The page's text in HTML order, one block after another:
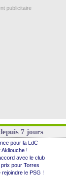
(officiel)
publicitaire
7 jours
pour la LdC
!
avec le club
pour Torres
le PSG !